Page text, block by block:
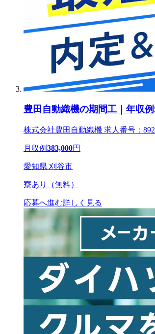
豊田自動織機の期間工｜年収
株式会社豊田自動織機 求人番号：
月収例383,000円
愛知県 刈谷市
寮あり（無料）
応募へ進む詳しく見る